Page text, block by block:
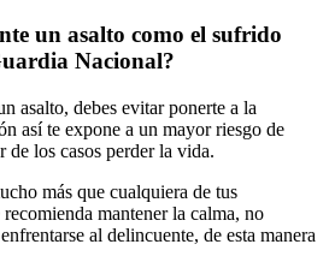
un asalto como el sufrido
Nacional?
asalto, debes evitar ponerte a la
así te expone a un mayor riesgo de
de los casos perder la vida.
más que cualquiera de tus
mantener la calma, no
al delincuente, de esta manera